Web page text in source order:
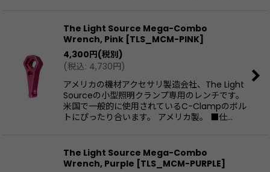
The Light Source Mega-Combo
Wrench, Pink [TLS_MCM-PINK]
4,300円(税別)
(税込: 4,730円)
アメリカの機材アクセサリ製造会社、The Light
Sourceの小型照明クランプ専用のレンチです。
米国で一般的に使用されているC-Clampのボル
トにぴったり合います。 アメリカ製。 ■仕…
The Light Source Mega-Combo
Wrench, Purple [TLS_MCM-PURPLE]